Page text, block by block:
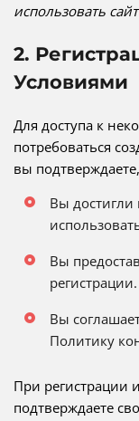
использовать
2.
Условиями
Для доступа к
потребоваться
вы
Вы достигли
Вы
регистрации.
Вы
Политику
При регистрации
подтверждаете